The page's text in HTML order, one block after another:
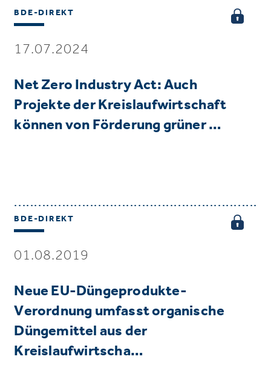
BDE-DIREKT
17.07.2024
Net Zero Industry Act: Auch
Projekte der Kreislaufwirtschaft
können von Förderung grüner …
BDE-DIREKT
01.08.2019
Neue EU-Düngeprodukte-
Verordnung umfasst organische
Düngemittel aus der
Kreislaufwirtscha…